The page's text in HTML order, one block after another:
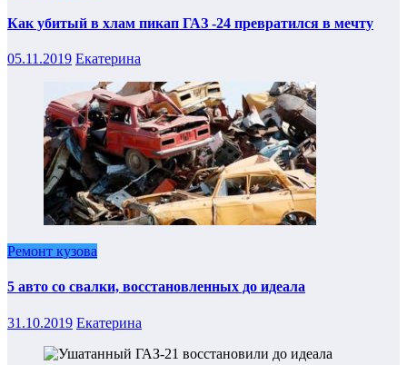
Как убитый в хлам пикап ГАЗ -24 превратился в мечту
05.11.2019 Екатерина
Ремонт кузова
5 авто со свалки, восстановленных до идеала
31.10.2019 Екатерина